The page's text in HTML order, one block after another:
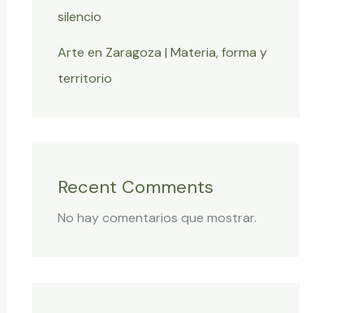
silencio
Arte en Zaragoza | Materia, forma y
territorio
Recent Comments
No hay comentarios que mostrar.